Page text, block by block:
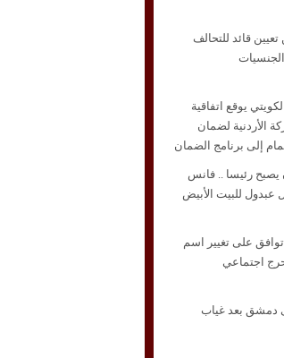
تعيين قائد للتحالف
يوقع اتفاقية
الأردنية لضمان
إلى برنامج الضمان
يصبح رئيسا .. فانس
للبيت الأبيض
على تغيير اسم
اجتماعي
دمشق بعد غياب